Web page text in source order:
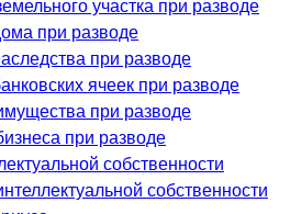
участка при разводе
при разводе
при разводе
ячеек при разводе
при разводе
при разводе
собственности
собственности